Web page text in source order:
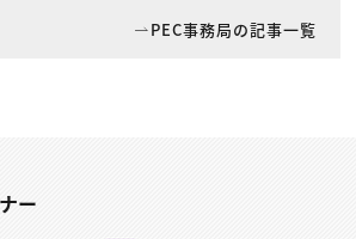
PEC事務局の記事一覧
ー